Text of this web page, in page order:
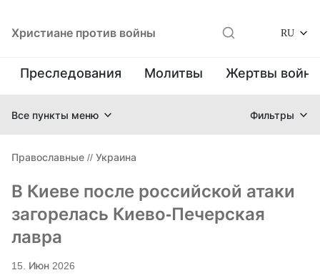
Христиане против войны RU
Преследования Молитвы Жертвы
Все пункты меню Фильтры
Православные // Украина
В Киеве после российской атаки
загорелась Киево-Печерская
лавра
15. Июн 2026